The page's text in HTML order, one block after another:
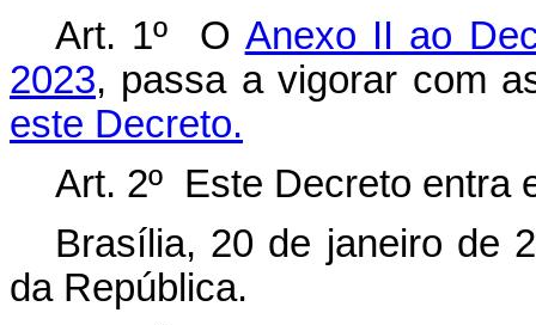
Art. 1º O Anexo II ao
2023, passa a vigorar com
este Decreto.
Art. 2º Este Decreto entra
Brasília, 20 de janeiro de
da República.